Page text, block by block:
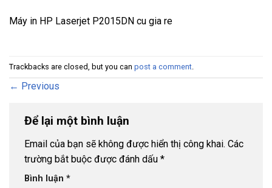
Máy in HP Laserjet P2015DN cu gia re
Trackbacks are closed, but you can post a comment
← Previous
Để lại một bình luận
Email của bạn sẽ không được hiển thị công khai. Các
trường bắt buộc được đánh dấu *
Bình luận *